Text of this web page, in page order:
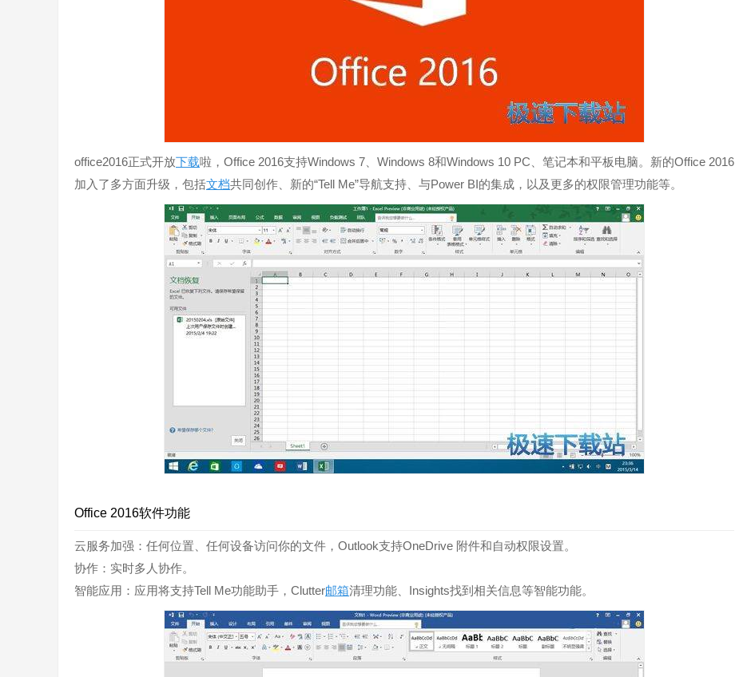
office2016正式开放下载啦，Office 2016支持Windows 7、Windows 8和Windows 10 PC、笔记本和平板电脑。新的Office 2016
加入了多方面升级，包括文档共同创作、新的“Tell Me”导航支持、与Power BI的集成，以及更多的权限管理功能等。
Office 2016软件功能
云服务加强：任何位置、任何设备访问你的文件，Outlook支持OneDrive 附件和自动权限设置。
协作：实时多人协作。
智能应用：应用将支持Tell Me功能助手，Clutter邮箱清理功能、Insights找到相关信息等智能功能。